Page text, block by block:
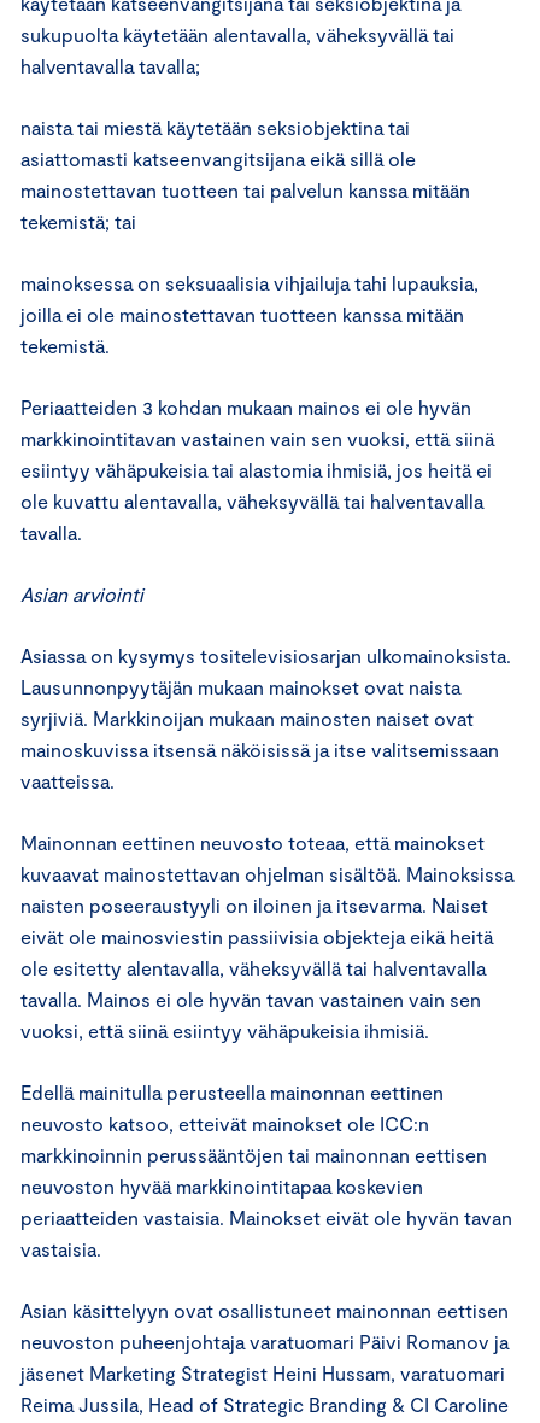
sukupuolta käytetään alentavalla, väheksyvällä tai
halventavalla tavalla;
naista tai miestä käytetään seksiobjektina tai
asiattomasti katseenvangitsijana eikä sillä ole
mainostettavan tuotteen tai palvelun kanssa mitään
tekemistä; tai
mainoksessa on seksuaalisia vihjailuja tahi lupauksia,
joilla ei ole mainostettavan tuotteen kanssa mitään
tekemistä.
Periaatteiden 3 kohdan mukaan mainos ei ole hyvän
markkinointitavan vastainen vain sen vuoksi, että siinä
esiintyy vähäpukeisia tai alastomia ihmisiä, jos heitä ei
ole kuvattu alentavalla, väheksyvällä tai halventavalla
tavalla.
Asian arviointi
Asiassa on kysymys tositelevisiosarjan ulkomainoksista.
Lausunnonpyytäjän mukaan mainokset ovat naista
syrjiviä. Markkinoijan mukaan mainosten naiset ovat
mainoskuvissa itsensä näköisissä ja itse valitsemissaan
vaatteissa.
Mainonnan eettinen neuvosto toteaa, että mainokset
kuvaavat mainostettavan ohjelman sisältöä. Mainoksissa
naisten poseeraustyyli on iloinen ja itsevarma. Naiset
eivät ole mainosviestin passiivisia objekteja eikä heitä
ole esitetty alentavalla, väheksyvällä tai halventavalla
tavalla. Mainos ei ole hyvän tavan vastainen vain sen
vuoksi, että siinä esiintyy vähäpukeisia ihmisiä.
Edellä mainitulla perusteella mainonnan eettinen
neuvosto katsoo, etteivät mainokset ole ICC:n
markkinoinnin perussääntöjen tai mainonnan eettisen
neuvoston hyvää markkinointitapaa koskevien
periaatteiden vastaisia. Mainokset eivät ole hyvän tavan
vastaisia.
Asian käsittelyyn ovat osallistuneet mainonnan eettisen
neuvoston puheenjohtaja varatuomari Päivi Romanov ja
jäsenet Marketing Strategist Heini Hussam, varatuomari
Reima Jussila, Head of Strategic Branding & CI Caroline